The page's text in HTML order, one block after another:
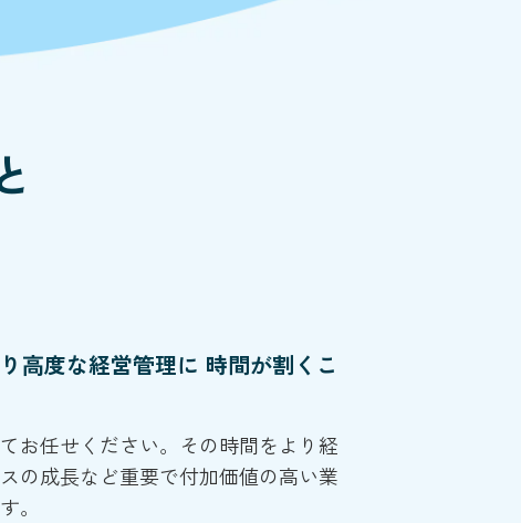
高度な経営管理に 時間が割くこ
お任せください。その時間をより経
の成長など重要で付加価値の高い業
。